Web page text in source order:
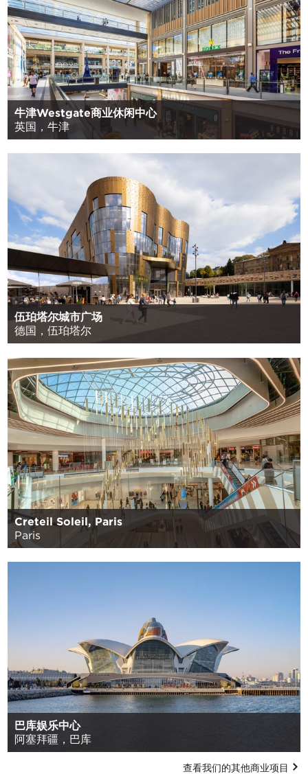
牛津Westgate商业休闲中心
英国，牛津
伍珀塔尔城市广场
德国，伍珀塔尔
Creteil Soleil, Paris
Paris
巴库娱乐中心
阿塞拜疆，巴库
查看我们的其他商业项目